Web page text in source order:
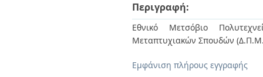
Περιγραφή:
Εθνικό Μετσόβιο
Μεταπτυχιακών Σπουδών
Εμφάνιση πλήρους εγγραφής